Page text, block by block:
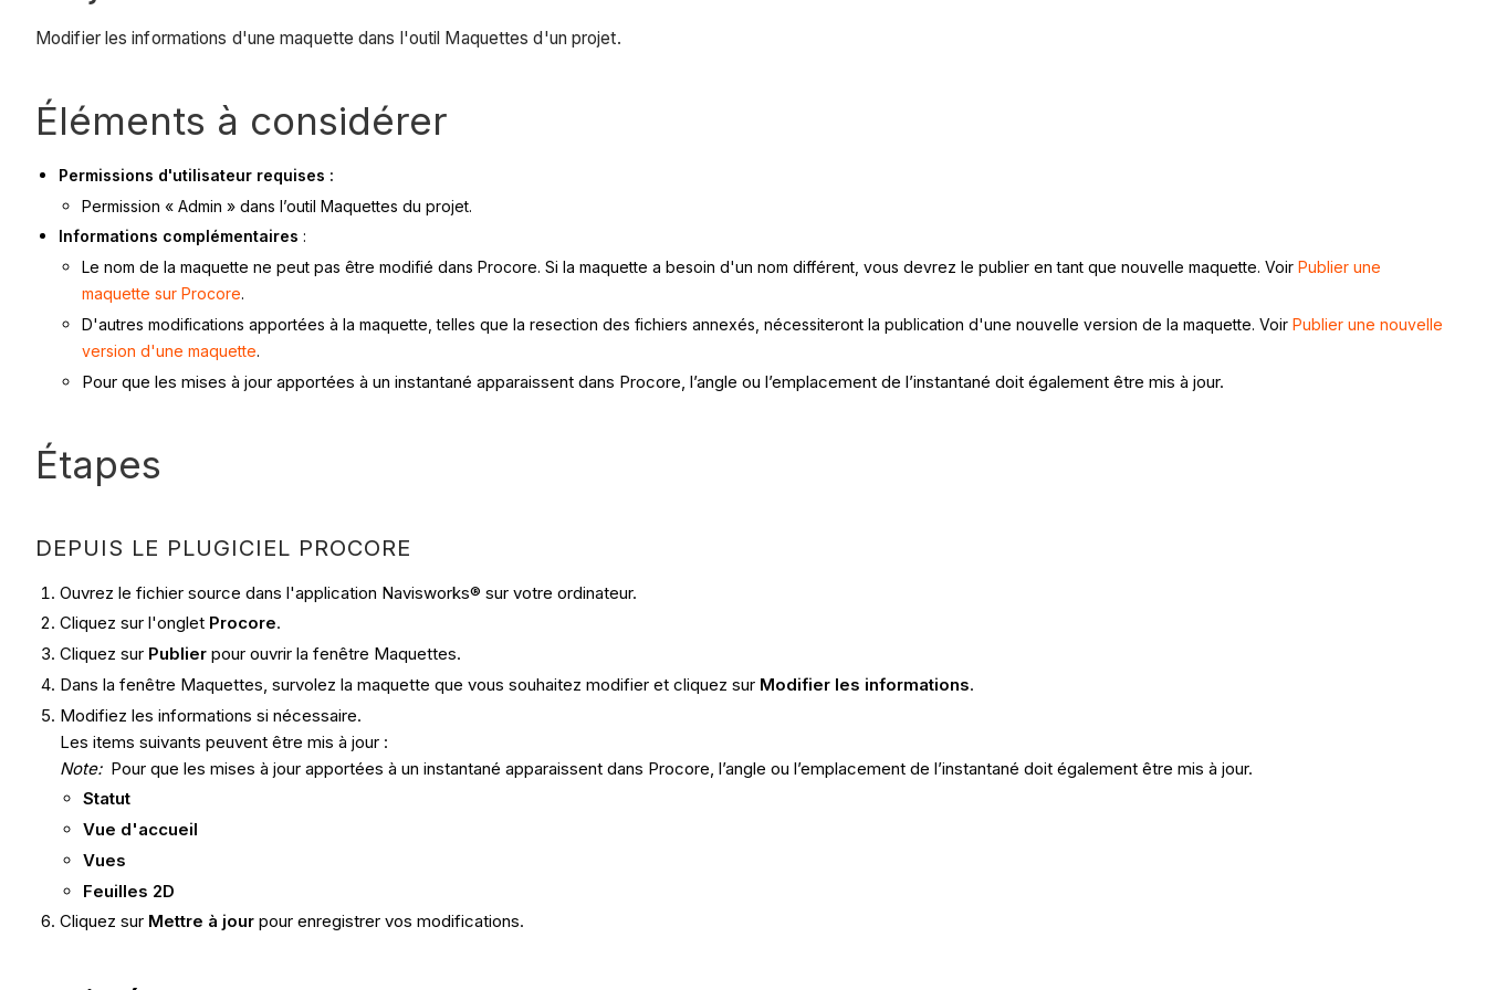
Modifier les informations d'une maquette dans l'outil Maquettes d'un projet.
Éléments à considérer
Permissions d'utilisateur requises :
Permission « Admin » dans l’outil Maquettes du projet.
Informations complémentaires :
Le nom de la maquette ne peut pas être modifié dans Procore. Si la maquette a besoin d'un nom différent, vous devrez le publier en tant que nouvelle maquette. Voir Publier une
maquette sur Procore.
D'autres modifications apportées à la maquette, telles que la resection des fichiers annexés, nécessiteront la publication d'une nouvelle version de la maquette. Voir Publier une nouvelle
version d'une maquette.
Pour que les mises à jour apportées à un instantané apparaissent dans Procore, l’angle ou l’emplacement de l’instantané doit également être mis à jour.
Étapes
DEPUIS LE PLUGICIEL PROCORE
Ouvrez le fichier source dans l'application Navisworks® sur votre ordinateur.
Cliquez sur l'onglet Procore.
Cliquez sur Publier pour ouvrir la fenêtre Maquettes.
Dans la fenêtre Maquettes, survolez la maquette que vous souhaitez modifier et cliquez sur Modifier les informations.
Modifiez les informations si nécessaire.
Les items suivants peuvent être mis à jour :
Note: Pour que les mises à jour apportées à un instantané apparaissent dans Procore, l’angle ou l’emplacement de l’instantané doit également être mis à jour.
Statut
Vue d'accueil
Vues
Feuilles 2D
Cliquez sur Mettre à jour pour enregistrer vos modifications.